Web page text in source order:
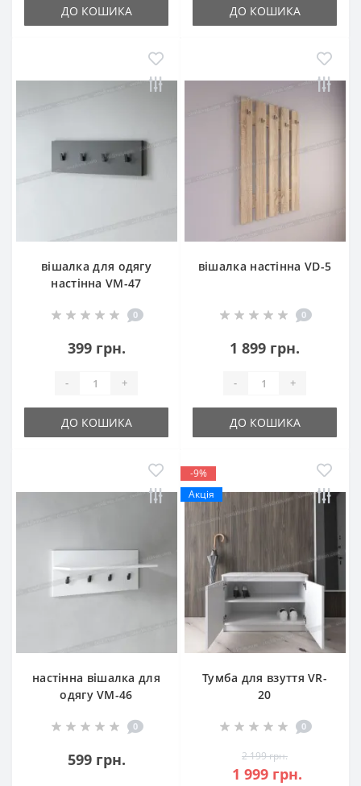
ДО КОШИКА ДО КОШИКА
вішалка для одягу
настінна VM-47
0
399 грн.
- +
ДО КОШИКА
вішалка настінна VD-5
0
1 899 грн.
- +
ДО КОШИКА
настінна вішалка для
одягу VM-46
0
599 грн.
-9%
Акція
Тумба для взуття VR-
20
0
2 199 грн.
1 999 грн.